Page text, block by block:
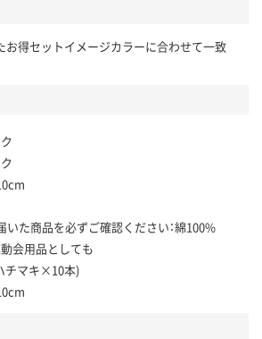
お得セットイメージカラーに合わせて一致
た商品を必ずご確認ください：綿100%
会用品としても
チマキ×10本)